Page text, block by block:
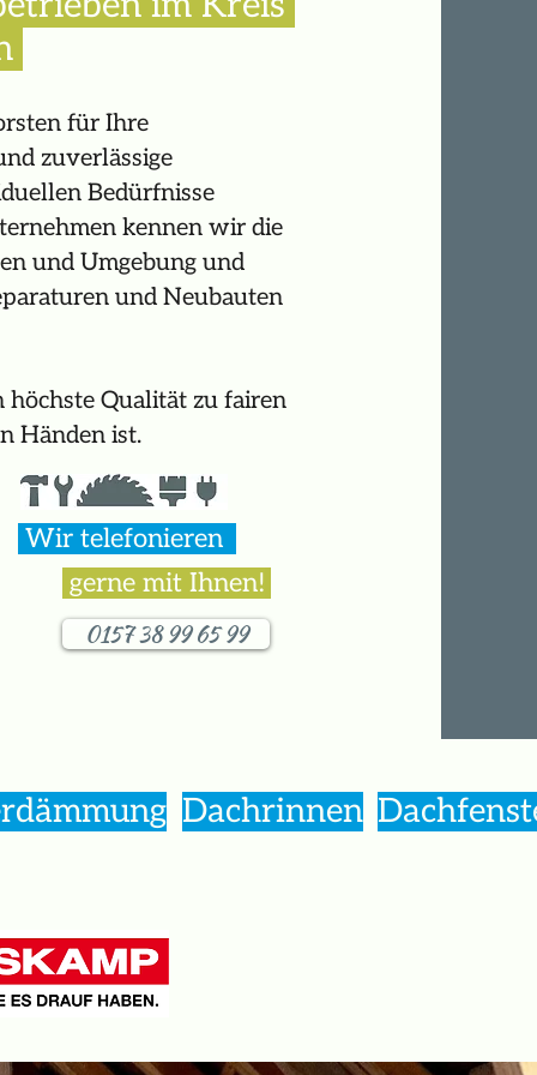
für Ihre
zuverlässige
Bedürfnisse
kennen wir die
und Umgebung und
und Neubauten
höchste Qualität zu fairen
Händen ist.
Wir telefonieren
gerne mit Ihnen!
0157 38 99 65 99
Dachrinnen